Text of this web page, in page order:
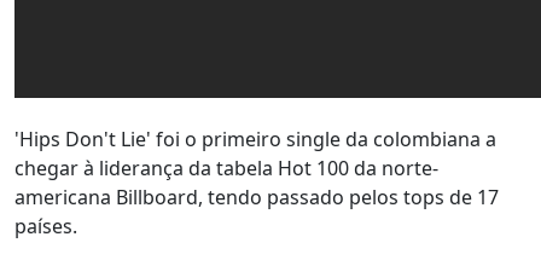
'Hips Don't Lie' foi o primeiro single da colombiana a
chegar à liderança da tabela Hot 100 da norte-
americana Billboard, tendo passado pelos tops de 17
países.